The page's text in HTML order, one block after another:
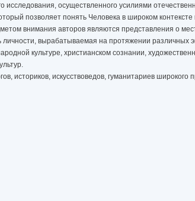
исследования, осуществленного усилиями
позволяет понять Человека в широком контексте
внимания авторов являются представления о
вырабатываемая на протяжении различных
культуре, христианском сознании,
историков, искусствоведов, гуманитариев